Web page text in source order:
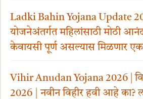
Ladki Bahin Yojana Update
योजनेअंतर्गत महिलांसाठी मोठी
केवायसी पूर्ण असल्यास मिळणार
Vihir Anudan Yojana 2026 |
2026 | नवीन विहीर हवी आहे का?